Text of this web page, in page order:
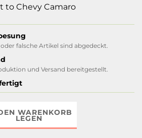
to Chevy Camaro
falsche Artikel sind abgedeckt.
und Versand bereitgestellt.
WARENKORB
LEGEN